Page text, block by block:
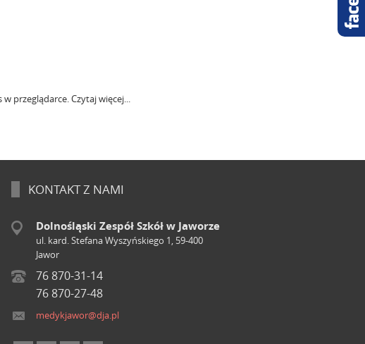
w przeglądarce.Czytaj więcej...
KONTAKT Z NAMI
Dolnośląski Zespół Szkół w Jaworze
ul. kard. Stefana Wyszyńskiego 1, 59-400
Jawor
76 870-31-14
76 870-27-48
medykjawor@dja.pl